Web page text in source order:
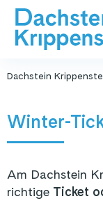
Dachstein
Winter-
Am Dachstein
richtige Ticket